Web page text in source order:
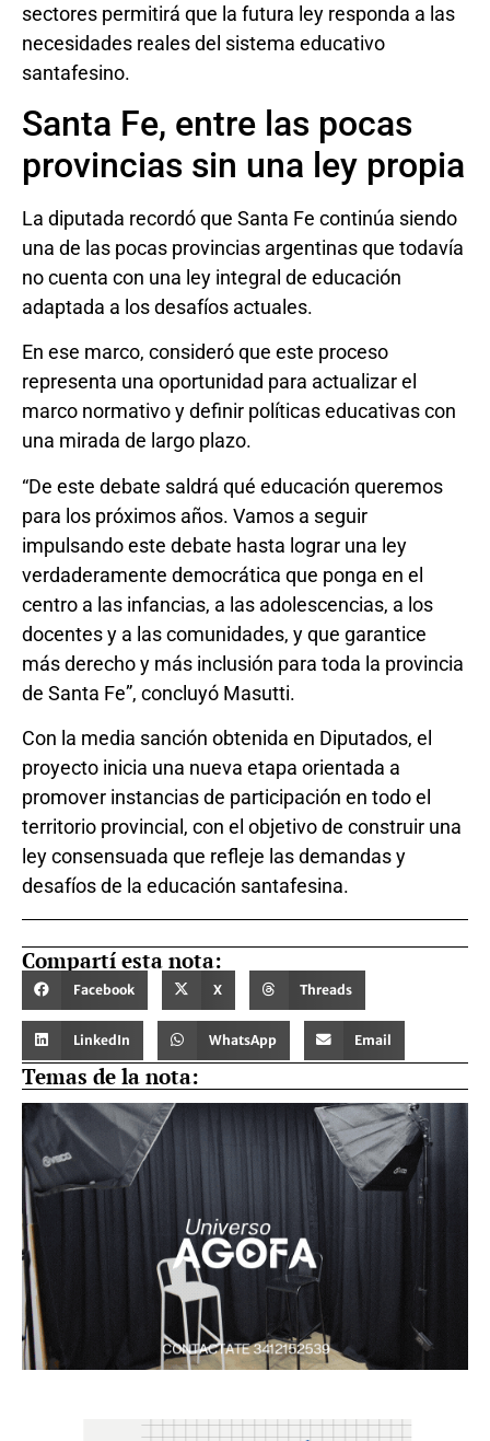
sectores permitirá que la futura ley responda a las
necesidades reales del sistema educativo
santafesino.
Santa Fe, entre las pocas
provincias sin una ley propia
La diputada recordó que Santa Fe continúa siendo
una de las pocas provincias argentinas que todavía
no cuenta con una ley integral de educación
adaptada a los desafíos actuales.
En ese marco, consideró que este proceso
representa una oportunidad para actualizar el
marco normativo y definir políticas educativas con
una mirada de largo plazo.
“De este debate saldrá qué educación queremos
para los próximos años. Vamos a seguir
impulsando este debate hasta lograr una ley
verdaderamente democrática que ponga en el
centro a las infancias, a las adolescencias, a los
docentes y a las comunidades, y que garantice
más derecho y más inclusión para toda la provincia
de Santa Fe”, concluyó Masutti.
Con la media sanción obtenida en Diputados, el
proyecto inicia una nueva etapa orientada a
promover instancias de participación en todo el
territorio provincial, con el objetivo de construir una
ley consensuada que refleje las demandas y
desafíos de la educación santafesina.
Compartí esta nota:
Facebook X Threads
LinkedIn WhatsApp Email
Temas de la nota: